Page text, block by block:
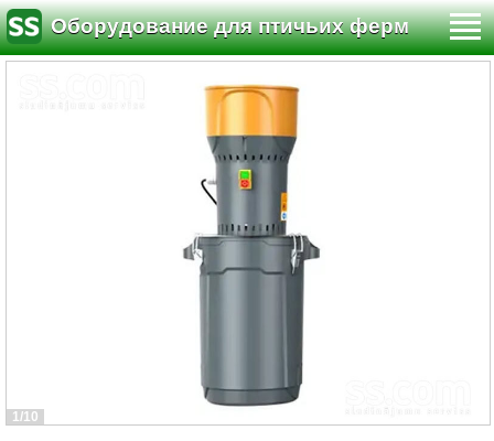
Оборудование для птичьих ферм
1/10